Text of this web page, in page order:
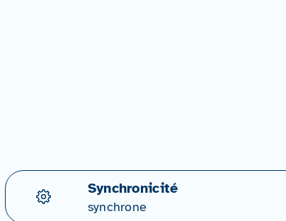
Synchronicité
synchrone